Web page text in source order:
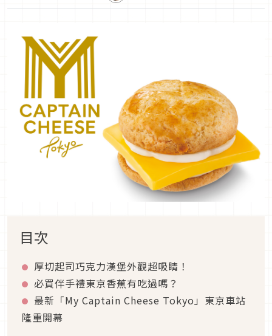
目次
厚切起司巧克力漢堡外觀超吸睛！
必買伴手禮東京香蕉有吃過嗎？
最新「My Captain Cheese Tokyo」東京車站
隆重開幕